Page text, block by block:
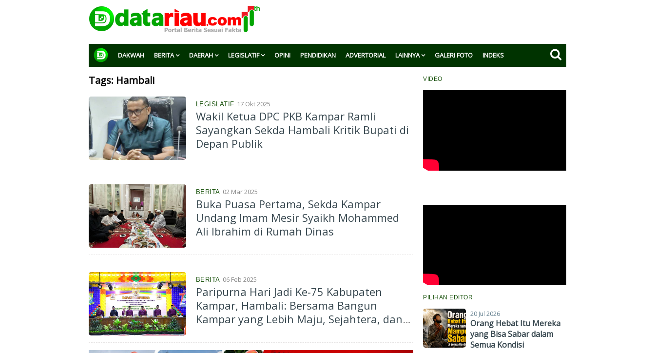
DAKWAH BERITA DAERAH LEGISLATIF OPINI PENDIDIKAN ADVERTORIAL LAINNYA GALERI FOTO INDEKS
Tags: Hambali
LEGISLATIF 17 Okt 2025
Wakil Ketua DPC PKB Kampar Ramli
Sayangkan Sekda Hambali Kritik Bupati di
Depan Publik
BERITA 02 Mar 2025
Buka Puasa Pertama, Sekda Kampar
Undang Imam Mesir Syaikh Mohammed
Ali Ibrahim di Rumah Dinas
BERITA 06 Feb 2025
Paripurna Hari Jadi Ke-75 Kabupaten
Kampar, Hambali: Bersama Bangun
Kampar yang Lebih Maju, Sejahtera, dan
VIDEO
PILIHAN EDITOR
20 Jul 2026
Orang Hebat Itu Mereka
yang Bisa Sabar dalam
Semua Kondisi